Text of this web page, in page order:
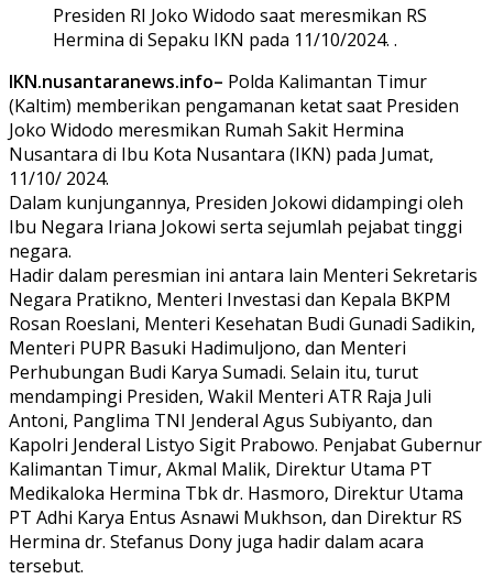
Presiden RI Joko Widodo saat meresmikan RS
Hermina di Sepaku IKN pada 11/10/2024. .
IKN.nusantaranews.info– Polda Kalimantan Timur
(Kaltim) memberikan pengamanan ketat saat Presiden
Joko Widodo meresmikan Rumah Sakit Hermina
Nusantara di Ibu Kota Nusantara (IKN) pada Jumat,
11/10/ 2024.
Dalam kunjungannya, Presiden Jokowi didampingi oleh
Ibu Negara Iriana Jokowi serta sejumlah pejabat tinggi
negara.
Hadir dalam peresmian ini antara lain Menteri Sekretaris
Negara Pratikno, Menteri Investasi dan Kepala BKPM
Rosan Roeslani, Menteri Kesehatan Budi Gunadi Sadikin,
Menteri PUPR Basuki Hadimuljono, dan Menteri
Perhubungan Budi Karya Sumadi. Selain itu, turut
mendampingi Presiden, Wakil Menteri ATR Raja Juli
Antoni, Panglima TNI Jenderal Agus Subiyanto, dan
Kapolri Jenderal Listyo Sigit Prabowo. Penjabat Gubernur
Kalimantan Timur, Akmal Malik, Direktur Utama PT
Medikaloka Hermina Tbk dr. Hasmoro, Direktur Utama
PT Adhi Karya Entus Asnawi Mukhson, dan Direktur RS
Hermina dr. Stefanus Dony juga hadir dalam acara
tersebut.